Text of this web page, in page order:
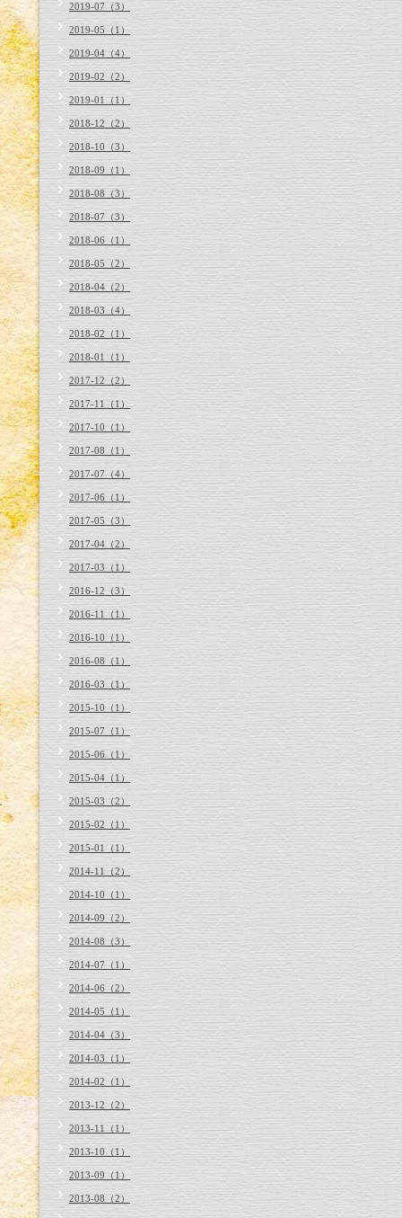
2019-07（3）
2019-05（1）
2019-04（4）
2019-02（2）
2019-01（1）
2018-12（2）
2018-10（3）
2018-09（1）
2018-08（3）
2018-07（3）
2018-06（1）
2018-05（2）
2018-04（2）
2018-03（4）
2018-02（1）
2018-01（1）
2017-12（2）
2017-11（1）
2017-10（1）
2017-08（1）
2017-07（4）
2017-06（1）
2017-05（3）
2017-04（2）
2017-03（1）
2016-12（3）
2016-11（1）
2016-10（1）
2016-08（1）
2016-03（1）
2015-10（1）
2015-07（1）
2015-06（1）
2015-04（1）
2015-03（2）
2015-02（1）
2015-01（1）
2014-11（2）
2014-10（1）
2014-09（2）
2014-08（3）
2014-07（1）
2014-06（2）
2014-05（1）
2014-04（3）
2014-03（1）
2014-02（1）
2013-12（2）
2013-11（1）
2013-10（1）
2013-09（1）
2013-08（2）